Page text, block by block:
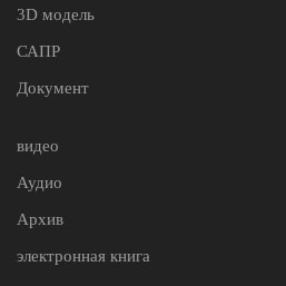
3D модель
САПР
Документ
видео
Аудио
Архив
электронная книга